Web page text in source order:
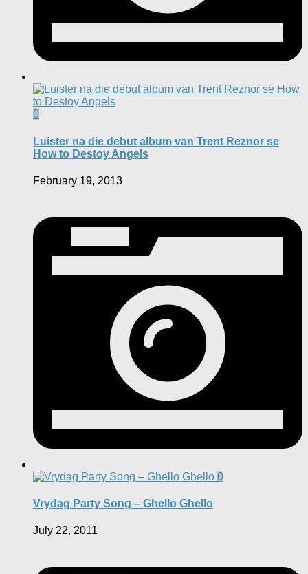
0
Luister na die debut album van Trent Reznor se
How to Destoy Angels
February 19, 2013
0
Vrydag Party Song – Ghello Ghello
July 22, 2011